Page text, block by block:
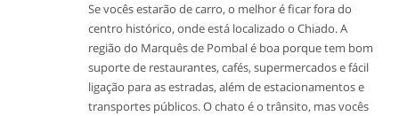
Se vocês estarão de carro, o melhor é ficar fora do
centro histórico, onde está localizado o Chiado. A
região do Marquês de Pombal é boa porque tem bom
suporte de restaurantes, cafés, supermercados e fácil
ligação para as estradas, além de estacionamentos e
transportes públicos. O chato é o trânsito, mas vocês